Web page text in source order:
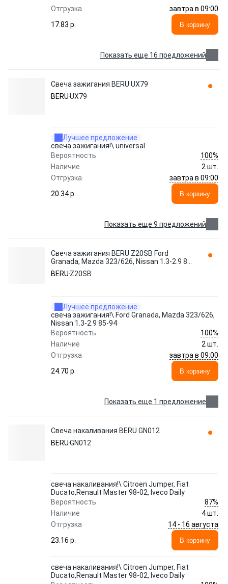
Отгрузка
завтра в 09:00
17.83 p.
В корзину
Показать еще 16 предложений
Свеча зажигания BERU UX79
BERUUX79
Лучшее предложение
свеча зажигания!\ universal
Вероятность
100%
Наличие
2 шт.
Отгрузка
завтра в 09:00
20.34 p.
В корзину
Показать еще 9 предложений
Свеча зажигания BERU Z20SB Ford
Granada, Mazda 323/626, Nissan 1.3-2.9 85-
94
BERU Z20SB
Лучшее предложение
свеча зажигания!\ Ford Granada, Mazda 323/626,
Nissan 1.3-2.9 85-94
Вероятность
100%
Наличие
2 шт.
Отгрузка
завтра в 09:00
24.70 p.
В корзину
Показать еще 1 предложение
Свеча накаливания BERU GN012
BERUGN012
свеча накаливания!\ Citroen Jumper, Fiat
Ducato,Renault Master 98-02, Iveco Daily
Вероятность
87%
Наличие
4 шт.
Отгрузка
14 - 16 августа
23.16 p.
В корзину
свеча накаливания!\ Citroen Jumper, Fiat
Ducato,Renault Master 98-02, Iveco Daily